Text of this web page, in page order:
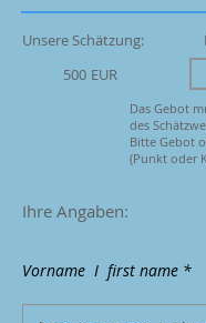
Unsere Schätzung:
500 EUR
Das Gebot
des
Bitte Gebot
(Punkt oder
Ihre Angaben:
Vorname I first name *